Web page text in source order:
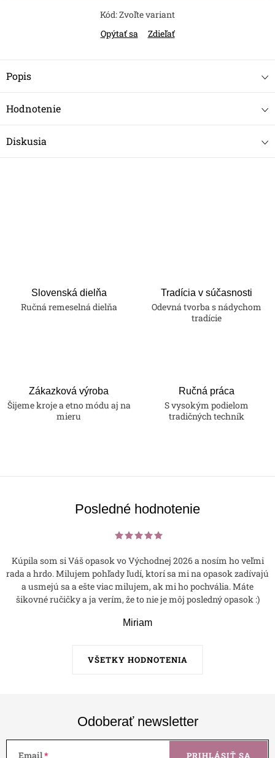
Kód:Zvoľte variant
Opýtať sa
Zdieľať
Popis
Hodnotenie
Diskusia
Slovenská dielňa
Ručná remeselná dielňa
Tradícia v súčasnosti
Odevná tvorba s nádychom
tradície
Zákazková výroba
Šijeme kroje a etno módu aj na
mieru
Ručná práca
S vysokým podielom
tradičných techník
Posledné hodnotenie
VŠETKY HODNOTENIA
Kúpila som si Váš opasok vo Východnej 2026 a nosím ho veľmi
rada a hrdo. Milujem pohľady ľudí, ktorí sa mi na opasok zadívajú
a usmejú sa a ešte viac milujem, ak mi ho pochvália. Máte
šikovné ručičky a ja verím, že to nie je môj posledný opasok :)
Miriam
Odoberať newsletter
Email PRIHLÁSIŤ SA